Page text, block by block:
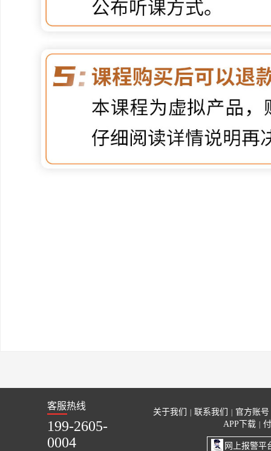
客服热线
199-2605-
0004
关于我们 | 联系我们 | 官方账号
APP下载 |
网上报警平